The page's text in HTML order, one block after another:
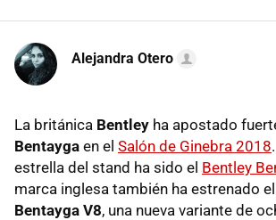
Alejandra Otero
La británica Bentley ha apostado
Bentayga en el Salón de Ginebra 2018
estrella del stand ha sido el Bentley
marca inglesa también ha estrenado el
Bentayga V8, una nueva variante de